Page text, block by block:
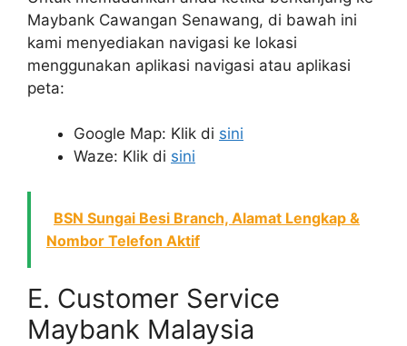
Maybank Cawangan Senawang, di bawah ini
kami menyediakan navigasi ke lokasi
menggunakan aplikasi navigasi atau aplikasi
peta:
Google Map: Klik di sini
Waze: Klik di sini
BSN Sungai Besi Branch, Alamat Lengkap &
Nombor Telefon Aktif
E. Customer Service
Maybank Malaysia